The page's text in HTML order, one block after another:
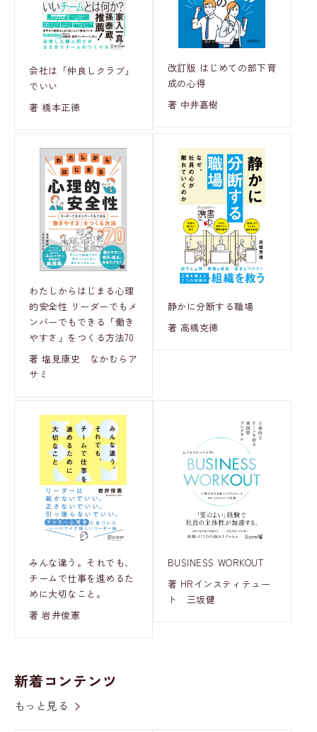
会社は「仲良しクラブ」
でいい
著 橋本正徳
改訂版 はじめての部下育
成の心得
著 中井嘉樹
わたしからはじまる心理
的安全性 リーダーでもメ
ンバーでもできる「働き
やすさ」をつくる方法70
著 塩見康史 なかむらア
サミ
静かに分断する職場
著 高橋克徳
みんな違う。それでも、
チームで仕事を進めるた
めに大切なこと。
著 岩井俊憲
BUSINESS WORKOUT
著 HRインスティテュー
ト 三坂健
新着コンテンツ
もっと見る